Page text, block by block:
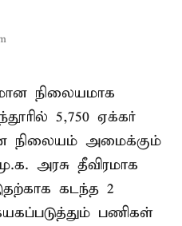
நிலையமாக
5,750 ஏக்கர்
நிலையம் அமைக்கும்
அரசு தீவிரமாக
கடந்த 2
பணிகள்